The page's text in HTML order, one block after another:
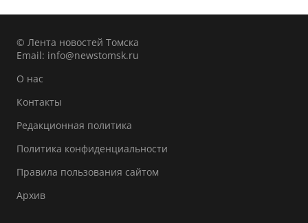
© Лента новостей Томска
Email: info@newstomsk.ru
О нас
Контакты
Редакционная политика
Политика конфиденциальности
Правила пользования сайтом
Архив